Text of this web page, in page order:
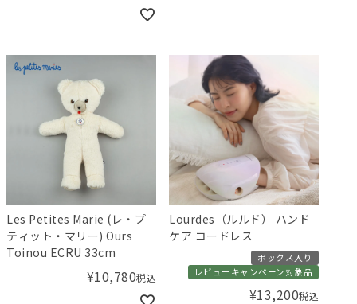
Les Petites Marie (レ・プ
ティット・マリー) Ours
Toinou ECRU 33cm
¥10,780税込
Lourdes（ルルド） ハンド
ケア コードレス
ボックス入り
レビューキャンペーン対象品
¥13,200税込